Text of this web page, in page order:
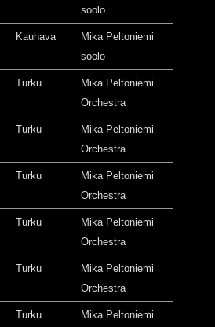
soolo
Kauhava
Mika Peltoniemi
soolo
Turku
Mika Peltoniemi
Orchestra
Turku
Mika Peltoniemi
Orchestra
Turku
Mika Peltoniemi
Orchestra
Turku
Mika Peltoniemi
Orchestra
Turku
Mika Peltoniemi
Orchestra
Turku
Mika Peltoniemi